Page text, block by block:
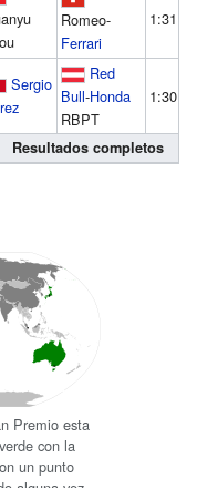
Romeo-
Ferrari
Sergio
Red
Bull-Honda
RBPT
Resultados completos
Premio esta
con la
un punto